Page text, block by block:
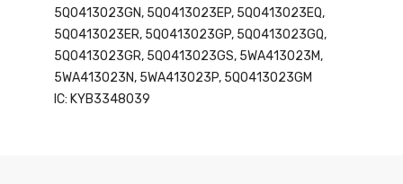
5Q0413023GN, 5Q0413023EP, 5Q0413023EQ,
5Q0413023ER, 5Q0413023GP, 5Q0413023GQ,
5Q0413023GR, 5Q0413023GS, 5WA413023M,
5WA413023N, 5WA413023P, 5Q0413023GM
IC: KYB3348039